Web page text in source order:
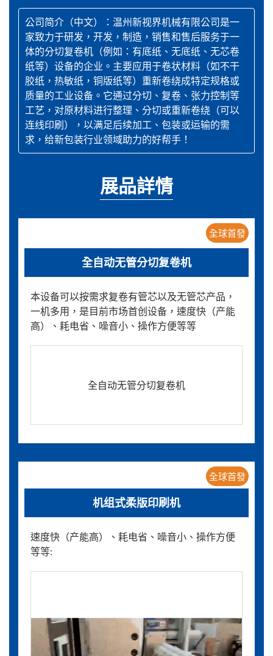
公司简介（中文）：温州新视界机械有限公司是一
家致力于研发，开发，制造，销售和售后服务于一
体的分切复卷机（例如：有底纸、无底纸、无芯卷
纸等）设备的企业。主要应用于卷状材料（如不干
胶纸，热敏纸，铜版纸等）重新卷绕成特定规格或
质量的工业设备。它通过分切、复卷、张力控制等
工艺，对原材料进行整理、分切或重新卷绕（可以
连线印刷），以满足后续加工、包装或运输的需
求，给新包装行业领域助力的好帮手！
展品詳情
全球首發
全自动无管分切复卷机
本设备可以按需求复卷有管芯以及无管芯产品，
一机多用，是目前市场首创设备，速度快（产能
高）、耗电省、噪音小、操作方便等等
全自动无管分切复卷机
全球首發
机组式柔版印刷机
速度快（产能高）、耗电省、噪音小、操作方便
等等: